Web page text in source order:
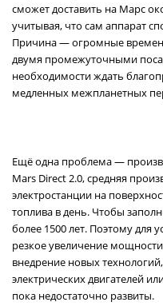
сможет доставить на Марс
учитывая, что сам аппарат
Причина — огромные
двумя промежуточными
необходимости ждать
медленных межпланетных
Ещё одна проблема —
Mars Direct 2.0, средняя
электростанции на
топлива в день. Чтобы
более 1500 лет. Поэтому для
резкое увеличение
внедрение новых
электрических двигателей
пока недостаточно развиты.